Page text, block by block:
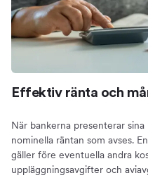
Effektiv ränta och
När bankerna presenterar
nominella räntan som avses.
gäller före eventuella andra
uppläggningsavgifter och